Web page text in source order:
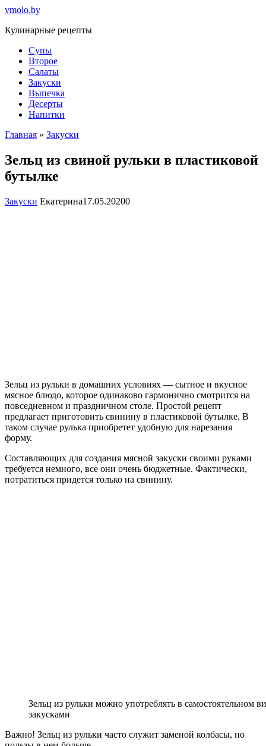
Перейти
контенту
vmolo.by
Кулинарные рецепты
Супы
Второе
Салаты
Закуски
Выпечка
Десерты
Напитки
Главная » Закуски
Зельц из свиной рульки в пластиковой
бутылке
Закуски Екатерина17.05.20200
Зельц из рульки в домашних условиях — сытное и вкусное
мясное блюдо, которое одинаково гармонично смотрится на
повседневном и праздничном столе. Простой рецепт
предлагает приготовить свинину в пластиковой бутылке. В
таком случае рулька приобретет удобную для нарезания
форму.
Составляющих для создания мясной закуски своими руками
требуется немного, все они очень бюджетные. Фактически,
потратиться придется только на свинину.
Зельц из рульки можно употреблять в самостоятельном
закусками
Важно! Зельц из рульки часто служит заменой колбасы, но